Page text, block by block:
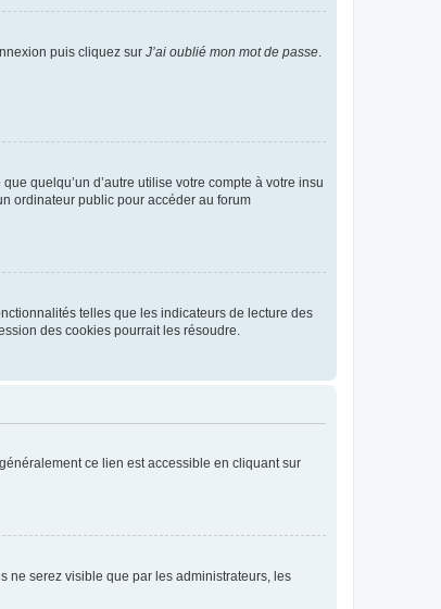
puis cliquez sur J’ai oublié mon mot de passe.
quelqu’un d’autre utilise votre compte à votre insu
ordinateur public pour accéder au forum
telles que les indicateurs de lecture des
des cookies pourrait les résoudre.
ce lien est accessible en cliquant sur
ne serez visible que par les administrateurs, les